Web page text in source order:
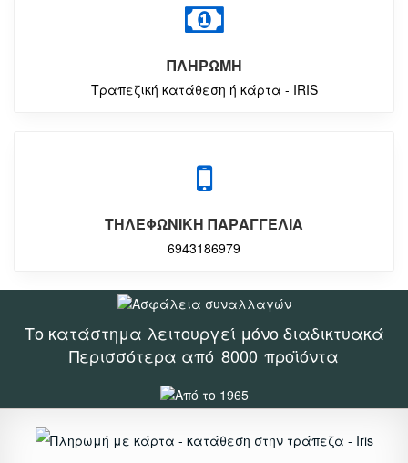
ΠΛΗΡΩΜΗ
Τραπεζική κατάθεση ή κάρτα - IRIS
ΤΗΛΕΦΩΝΙΚΗ ΠΑΡΑΓΓΕΛΙΑ
6943186979
Το κατάστημα λειτουργεί μόνο διαδικτυακά
Περισσότερα από 8000 προϊόντα